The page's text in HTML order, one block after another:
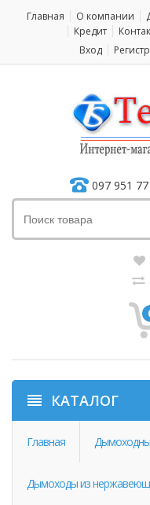
Главная О компании
Кредит
Вход
097 951
КАТАЛОГ
Главная
Дымоходы из